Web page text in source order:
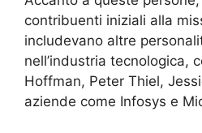
contribuenti iniziali alla
includevano altre
nell’industria tecnologica,
Hoffman, Peter Thiel,
aziende come Infosys e